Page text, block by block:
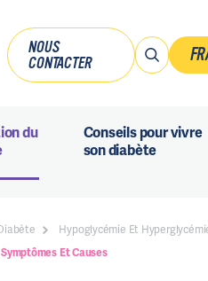
NOUS
CONTACTER
du
Conseils pour vivre
son diabète
Hypoglycémie Et
Et Causes